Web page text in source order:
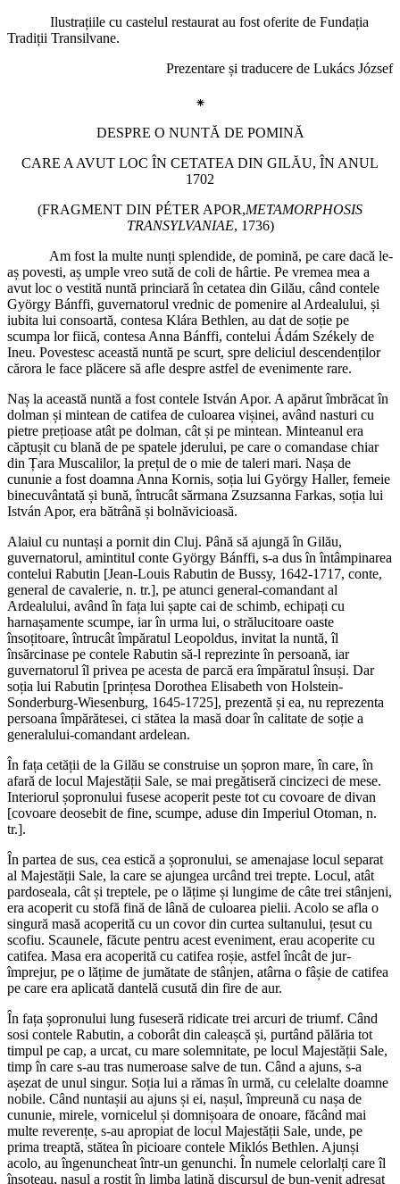
Ilustrațiile cu castelul restaurat au fost oferite de Fundația
Tradiții Transilvane.
Prezentare și traducere de Lukács József
⁕
DESPRE O NUNTĂ DE POMINĂ
CARE A AVUT LOC ÎN CETATEA DIN GILĂU, ÎN ANUL
1702
(FRAGMENT DIN PÉTER APOR,METAMORPHOSIS
TRANSYLVANIAE, 1736)
Am fost la multe nunți splendide, de pomină, pe care dacă le-
aș povesti, aș umple vreo sută de coli de hârtie. Pe vremea mea a
avut loc o vestită nuntă princiară în cetatea din Gilău, când contele
György Bánffi, guvernatorul vrednic de pomenire al Ardealului, și
iubita lui consoartă, contesa Klára Bethlen, au dat de soție pe
scumpa lor fiică, contesa Anna Bánffi, contelui Ádám Székely de
Ineu. Povestesc această nuntă pe scurt, spre deliciul descendenților
cărora le face plăcere să afle despre astfel de evenimente rare.
Naș la această nuntă a fost contele István Apor. A apărut îmbrăcat în
dolman și mintean de catifea de culoarea vișinei, având nasturi cu
pietre prețioase atât pe dolman, cât și pe mintean. Minteanul era
căptușit cu blană de pe spatele jderului, pe care o comandase chiar
din Țara Muscalilor, la prețul de o mie de taleri mari. Nașa de
cununie a fost doamna Anna Kornis, soția lui György Haller, femeie
binecuvântată și bună, întrucât sărmana Zsuzsanna Farkas, soția lui
István Apor, era bătrână și bolnăvicioasă.
Alaiul cu nuntași a pornit din Cluj. Până să ajungă în Gilău,
guvernatorul, amintitul conte György Bánffi, s-a dus în întâmpinarea
contelui Rabutin [Jean-Louis Rabutin de Bussy, 1642-1717, conte,
general de cavalerie, n. tr.], pe atunci general-comandant al
Ardealului, având în fața lui șapte cai de schimb, echipați cu
harnașamente scumpe, iar în urma lui, o strălucitoare oaste
însoțitoare, întrucât împăratul Leopoldus, invitat la nuntă, îl
însărcinase pe contele Rabutin să-l reprezinte în persoană, iar
guvernatorul îl privea pe acesta de parcă era împăratul însuși. Dar
soția lui Rabutin [prințesa Dorothea Elisabeth von Holstein-
Sonderburg-Wiesenburg, 1645-1725], prezentă și ea, nu reprezenta
persoana împărătesei, ci stătea la masă doar în calitate de soție a
generalului-comandant ardelean.
În fața cetății de la Gilău se construise un șopron mare, în care, în
afară de locul Majestății Sale, se mai pregătiseră cincizeci de mese.
Interiorul șopronului fusese acoperit peste tot cu covoare de divan
[covoare deosebit de fine, scumpe, aduse din Imperiul Otoman, n.
tr.].
În partea de sus, cea estică a șopronului, se amenajase locul separat
al Majestății Sale, la care se ajungea urcând trei trepte. Locul, atât
pardoseala, cât și treptele, pe o lățime și lungime de câte trei stânjeni,
era acoperit cu stofă fină de lână de culoarea pielii. Acolo se afla o
singură masă acoperită cu un covor din curtea sultanului, țesut cu
scofiu. Scaunele, făcute pentru acest eveniment, erau acoperite cu
catifea. Masa era acoperită cu catifea roșie, astfel încât de jur-
împrejur, pe o lățime de jumătate de stânjen, atârna o fâșie de catifea
pe care era aplicată dantelă cusută din fire de aur.
În fața șopronului lung fuseseră ridicate trei arcuri de triumf. Când
sosi contele Rabutin, a coborât din caleașcă și, purtând pălăria tot
timpul pe cap, a urcat, cu mare solemnitate, pe locul Majestății Sale,
timp în care s-au tras numeroase salve de tun. Când a ajuns, s-a
așezat de unul singur. Soția lui a rămas în urmă, cu celelalte doamne
nobile. Când nuntașii au ajuns și ei, nașul, împreună cu nașa de
cununie, mirele, vornicelul și domnișoara de onoare, făcând mai
multe reverențe, s-au apropiat de locul Majestății Sale, unde, pe
prima treaptă, stătea în picioare contele Miklós Bethlen. Ajunși
acolo, au îngenuncheat într-un genunchi. În numele celorlalți care îl
însoțeau, nașul a rostit în limba latină discursul de bun-venit adresat